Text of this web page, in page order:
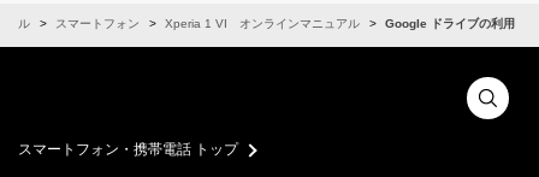
アル スマートフォン Xperia 1 VI オンラインマニュアル Google ドライブの利用
スマートフォン・携帯電話 トップ